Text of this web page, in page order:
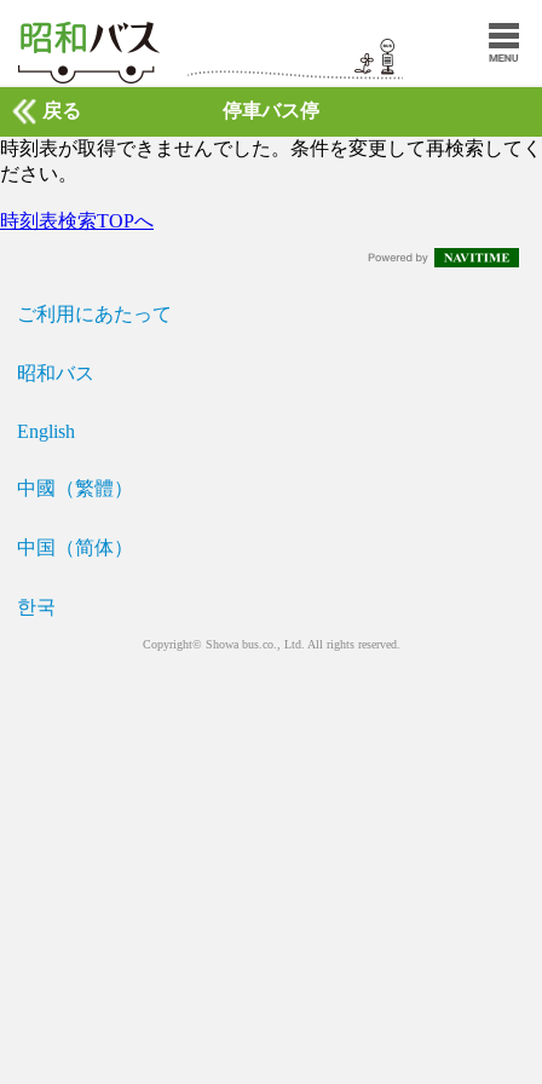
停車バス停
戻る
時刻表が取得できませんでした。条件を変更して再検索してく
ださい。
時刻表検索TOPへ
ご利用にあたって
昭和バス
English
中國（繁體）
中国（简体）
한국
Copyright© Showa bus.co., Ltd. All rights reserved.